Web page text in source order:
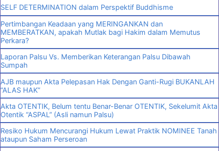
SELF DETERMINATION dalam Perspektif Buddhisme
Pertimbangan Keadaan yang MERINGANKAN dan
MEMBERATKAN, apakah Mutlak bagi Hakim dalam Memutus
Perkara?
Laporan Palsu Vs. Memberikan Keterangan Palsu Dibawah
Sumpah
AJB maupun Akta Pelepasan Hak Dengan Ganti-Rugi BUKANLAH
“ALAS HAK”
Akta OTENTIK, Belum tentu Benar-Benar OTENTIK, Sekelumit Akta
Otentik “ASPAL” (Asli namun Palsu)
Resiko Hukum Mencurangi Hukum Lewat Praktik NOMINEE Tanah
ataupun Saham Perseroan